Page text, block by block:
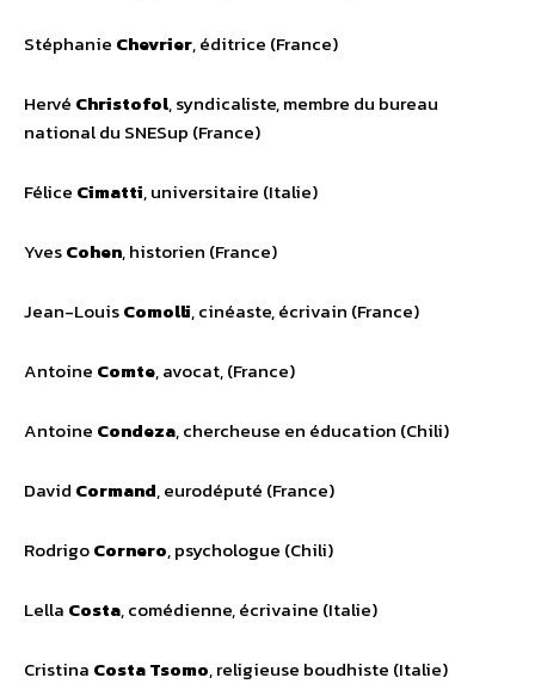
Stéphanie Chevrier, éditrice (France)
Hervé Christofol, syndicaliste, membre du bureau
national du SNESup (France)
Félice Cimatti, universitaire (Italie)
YvesCohen, historien (France)
Jean-LouisComolli, cinéaste, écrivain (France)
Antoine Comte, avocat, (France)
Antoine Condeza, chercheuse en éducation (Chili)
David Cormand, eurodéputé (France)
RodrigoCornero, psychologue (Chili)
Lella Costa, comédienne, écrivaine (Italie)
Cristina Costa Tsomo, religieuse boudhiste (Italie)